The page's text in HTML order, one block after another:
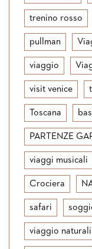
trenino rosso
pullman
viaggio
visit venice
Toscana
PARTENZE
viaggi musicali
Crociera
safari
viaggio